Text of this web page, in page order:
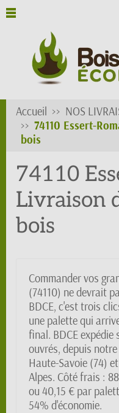
Accueil NOS
74110 Essert-
bois
74110
Livraison
bois
Commander vos
(74110) ne devrait
BDCE, c'est trois
une palette qui
final. BDCE
ouvrés, depuis
Haute-Savoie (74)
Alpes. Côté frais :
ou 40,15 € par
54% d'économie.